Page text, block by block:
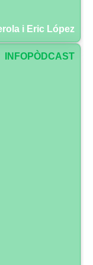
i Eric López
INFOPÒDCAST